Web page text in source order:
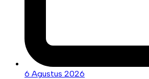
6 Agustus 2026